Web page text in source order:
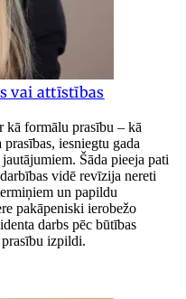
vai attīstības
formālu prasību – kā
iesniegtu gada
Šāda pieeja pati
vidē revīzija nereti
un papildu
pakāpeniski ierobežo
darbs pēc būtības
izpildi.